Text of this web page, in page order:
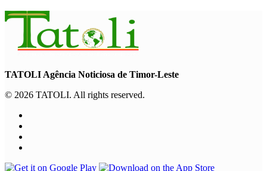
TATOLI Agência Noticiosa de Timor-Leste
© 2026 TATOLI. All rights reserved.